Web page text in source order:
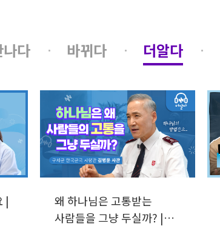
나다 바뀌다 더알다
|
왜 하나님은 고통받는
사람들을 그냥 두실까? |